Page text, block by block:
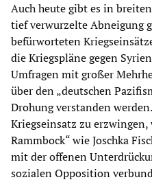
Auch heute gibt es in
tief verwurzelte Abneigung
befürworteten
die Kriegspläne gegen
Umfragen mit großer
über den „deutschen
Drohung verstanden
Kriegseinsatz zu
Rammbock“ wie Joschka
mit der offenen
sozialen Opposition